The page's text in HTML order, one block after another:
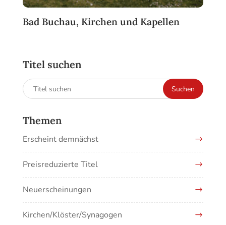
Bad Buchau, Kirchen und Kapellen
Titel suchen
Suchen
nach:
Suchen
Themen
Erscheint demnächst
Preisreduzierte Titel
Neuerscheinungen
Kirchen/Klöster/Synagogen